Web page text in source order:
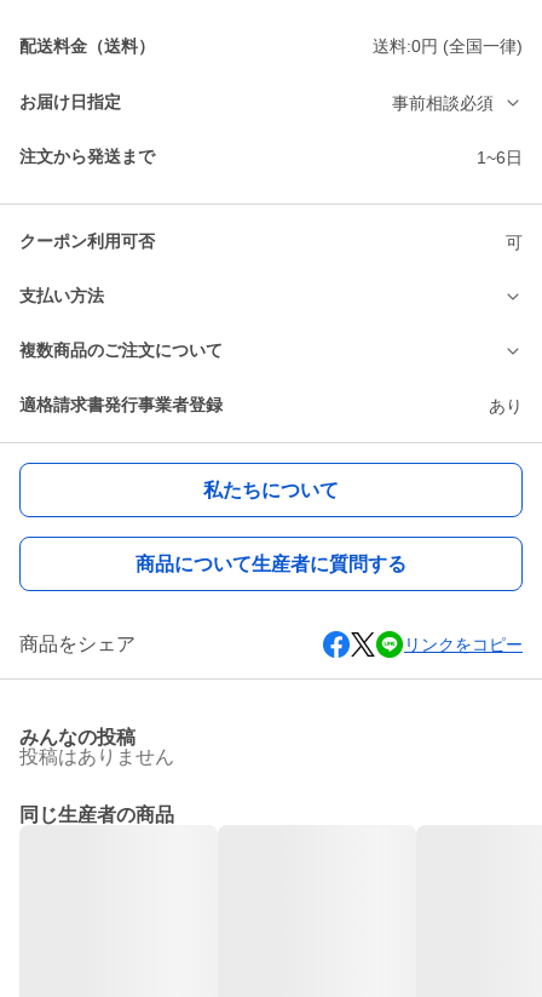
配送料金（送料） 送料:0円 (全国一律)
お届け日指定 事前相談必須
注文から発送まで 1~6日
クーポン利用可否 可
支払い方法
複数商品のご注文について
適格請求書発行事業者登録 あり
私たちについて
商品について生産者に質問する
商品をシェア リンクをコピー
みんなの投稿
投稿はありません
同じ生産者の商品